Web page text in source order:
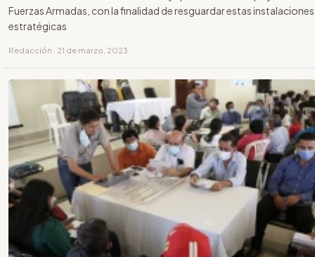
Fuerzas Armadas, con la finalidad de resguardar estas instalaciones
estratégicas
Redacción · 21 de marzo, 2023